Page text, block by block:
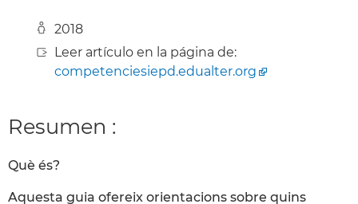
2018
Leer artículo en la página de:
competenciesiepd.edualter.org
Resumen :
Què és?
Aquesta guia ofereix orientacions sobre quins